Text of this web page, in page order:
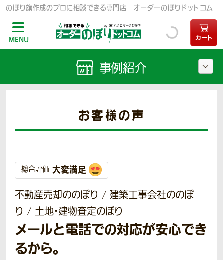
のぼり旗作成のプロに相談できる専門店｜オーダーのぼりドットコム
MENU カート
お客様の声
総合評価 大変満足
不動産売却ののぼり / 建築工事会社ののぼ
り / 土地・建物査定のぼり
メールと電話での対応が安心でき
るから。
事例紹介